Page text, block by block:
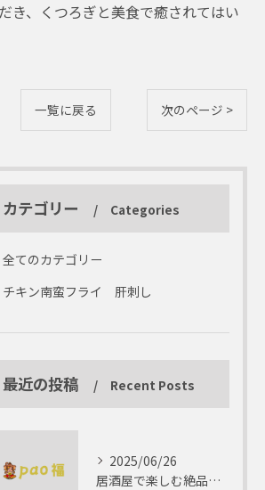
き、くつろぎと美食で癒されてはい
一覧に戻る 次のページ >
カテゴリー Categories
全てのカテゴリー
チキン南蛮フライ 肝刺し
最近の投稿 Recent Posts
2025/06/26
居酒屋で楽しむ絶品テリーヌの世界